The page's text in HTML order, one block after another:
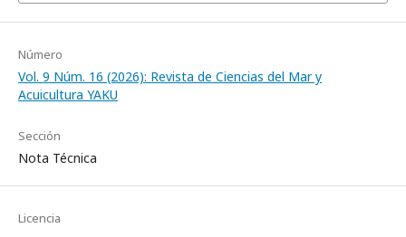
Número
Vol. 9 Núm. 16 (2026): Revista de Ciencias del Mar y
Acuicultura YAKU
Sección
Nota Técnica
Licencia